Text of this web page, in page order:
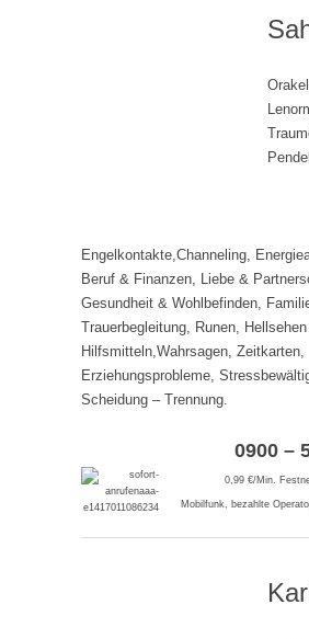
Engelkontakte,Channeling,
Beruf & Finanzen, Liebe &
Gesundheit & Wohlbefinden,
Trauerbegleitung, Runen,
Hilfsmitteln,Wahrsagen, Zeitkarten,
Erziehungsprobleme,
Scheidung – Trennung.
0900 –
0,99 €/Min.
Mobilfunk, bezahlte